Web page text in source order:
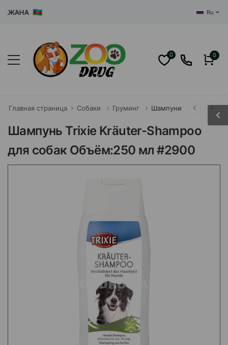
Ru
0 0
Главная страница Собаки Груминг Шампуни
Шампунь Trixie Kräuter-Shampoo
для собак Объём:250 мл #2900